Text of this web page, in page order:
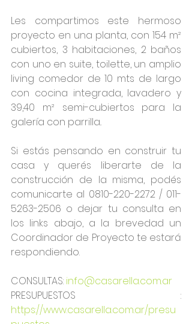
Les compartimos este hermoso
proyecto en una planta, con 154 m²
cubiertos, 3 habitaciones, 2 baños
con uno en suite, toilette, un amplio
living comedor de 10 mts de largo
con cocina integrada, lavadero y
39,40 m² semi-cubiertos para la
galería con parrilla..
Si estás pensando en construir tu
casa y querés liberarte de la
construcción de la misma, podés
comunicarte al 0810-220-2272 / 011-
5263-2506 o dejar tu consulta en
los links abajo, a la brevedad un
Coordinador de Proyecto te estará
respondiendo.
CONSULTAS: info@casarella.com.ar
https://www.casarella.com.ar/presu